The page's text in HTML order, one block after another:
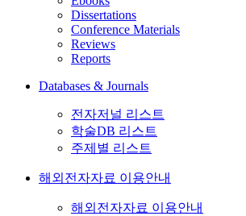
Dissertations
Conference Materials
Reviews
Reports
Databases & Journals
전자저널 리스트
학술DB 리스트
주제별 리스트
해외전자자료 이용안내
해외전자자료 이용안내